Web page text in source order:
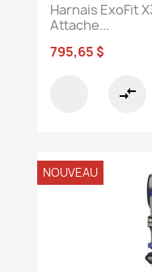
Harnais ExoFit
Attache...
795,65 $
compare_arrows
NOUVEAU